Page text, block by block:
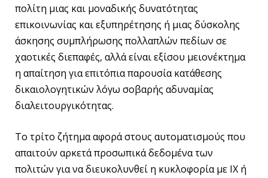
πολίτη μιας και μοναδικής δυνατότητας
επικοινωνίας και εξυπηρέτησης ή μιας δύσκολης
άσκησης συμπλήρωσης πολλαπλών πεδίων σε
χαοτικές διεπαφές, αλλά είναι εξίσου μειονέκτημα
η απαίτηση για επιτόπια παρουσία κατάθεσης
δικαιολογητικών λόγω σοβαρής αδυναμίας
διαλειτουργικότητας.
Το τρίτο ζήτημα αφορά στους αυτοματισμούς που
απαιτούν αρκετά προσωπικά δεδομένα των
πολιτών για να διευκολυνθεί η κυκλοφορία με ΙΧ ή